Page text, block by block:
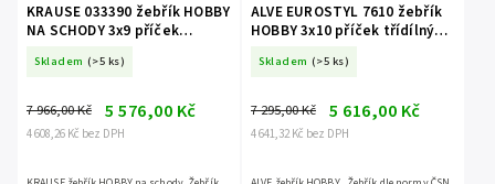
KRAUSE 033390 žebřík HOBBY
NA SCHODY 3x9 příček
Skladem (>5 ks)
4 608,26 Kč bez DPH
7 966,00 Kč 5 576,00 Kč
ALVE EUROSTYL 7610 žebřík
HOBBY 3x10 příček třídílný
Skladem (>5 ks)
4 641,32 Kč bez DPH
7 295,00 Kč 5 616,00 Kč